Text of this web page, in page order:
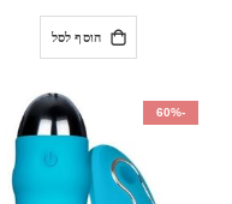
הוסף לסל
-60%